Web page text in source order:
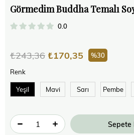
Görmedim Buddha Temalı
0.0
₺243,36 ₺170,35
30
Renk
Yeşil
Mavi Sarı Pembe